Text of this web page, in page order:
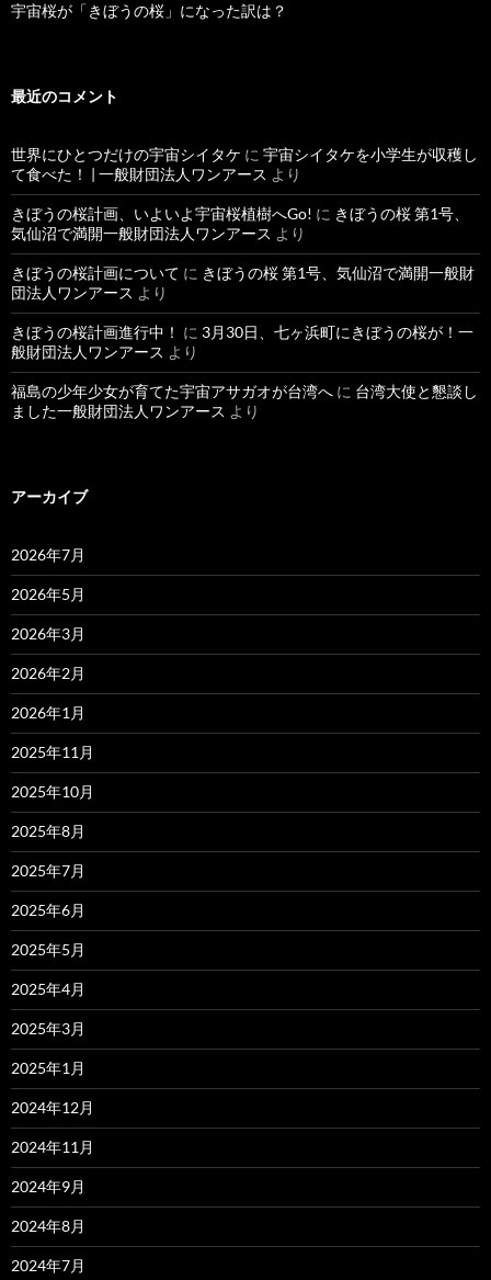
宇宙桜が「きぼうの桜」になった訳は？
最近のコメント
世界にひとつだけの宇宙シイタケ に 宇宙シイタケを小学生が収穫し
て食べた！ | 一般財団法人ワンアース より
きぼうの桜計画、いよいよ宇宙桜植樹へGo! に きぼうの桜 第1号、
気仙沼で満開一般財団法人ワンアース より
きぼうの桜計画について に きぼうの桜 第1号、気仙沼で満開一般財
団法人ワンアース より
きぼうの桜計画進行中！ に 3月30日、七ヶ浜町にきぼうの桜が！一
般財団法人ワンアース より
福島の少年少女が育てた宇宙アサガオが台湾へ に 台湾大使と懇談し
ました一般財団法人ワンアース より
アーカイブ
2026年7月
2026年5月
2026年3月
2026年2月
2026年1月
2025年11月
2025年10月
2025年8月
2025年7月
2025年6月
2025年5月
2025年4月
2025年3月
2025年1月
2024年12月
2024年11月
2024年9月
2024年8月
2024年7月